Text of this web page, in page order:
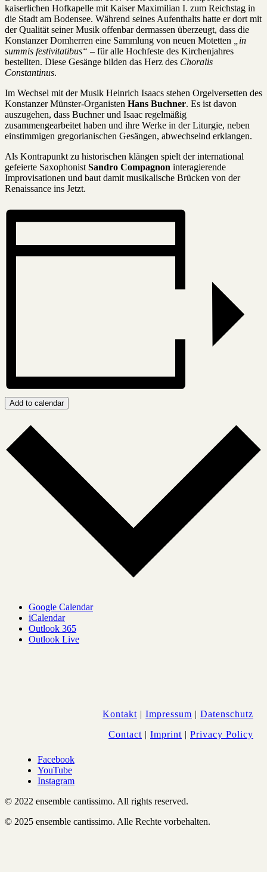
kaiserlichen Hofkapelle mit Kaiser Maximilian I. zum Reichstag in
die Stadt am Bodensee. Während seines Aufenthalts hatte er dort mit
der Qualität seiner Musik offenbar dermassen überzeugt, dass die
Konstanzer Domherren eine Sammlung von neuen Motetten
„in
summis festivitatibus“ – für alle Hochfeste des Kirchenjahres
bestellten. Diese Gesänge bilden das Herz des Choralis
Constantinus.
Im Wechsel mit der Musik Heinrich Isaacs stehen Orgelversetten des
Konstanzer Münster-Organisten Hans Buchner. Es ist davon
auszugehen, dass Buchner und Isaac regelmäßig
zusammengearbeitet haben und ihre Werke in der Liturgie, neben
einstimmigen gregorianischen Gesängen, abwechselnd erklangen.
Als Kontrapunkt zu historischen klängen spielt der international
gefeierte Saxophonist Sandro Compagnon interagierende
Improvisationen und baut damit musikalische Brücken von der
Renaissance ins Jetzt.
Add to calendar
Google Calendar
iCalendar
Outlook 365
Outlook Live
Kontakt | Impressum | Datenschutz
Contact | Imprint | Privacy Policy
Facebook
YouTube
Instagram
© 2022 ensemble cantissimo. All rights reserved.
© 2025 ensemble cantissimo. Alle Rechte vorbehalten.